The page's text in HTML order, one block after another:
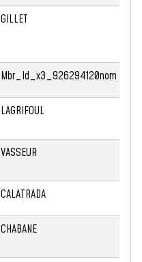
GILLET
Mbr_Id_x3_926294120nom
LAGRIFOUL
VASSEUR
CALATRADA
CHABANE